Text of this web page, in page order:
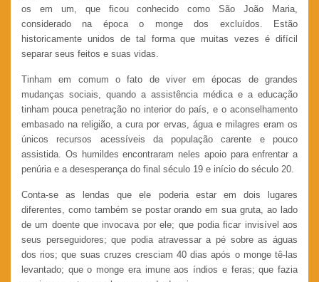
os em um, que ficou conhecido como São João Maria,
considerado na época o monge dos excluídos. Estão
historicamente unidos de tal forma que muitas vezes é difícil
separar seus feitos e suas vidas.
Tinham em comum o fato de viver em épocas de grandes
mudanças sociais, quando a assistência médica e a educação
tinham pouca penetração no interior do país, e o aconselhamento
embasado na religião, a cura por ervas, água e milagres eram os
únicos recursos acessíveis da população carente e pouco
assistida. Os humildes encontraram neles apoio para enfrentar a
penúria e a desesperança do final século 19 e início do século 20.
Conta-se as lendas que ele poderia estar em dois lugares
diferentes, como também se postar orando em sua gruta, ao lado
de um doente que invocava por ele; que podia ficar invisível aos
seus perseguidores; que podia atravessar a pé sobre as águas
dos rios; que suas cruzes cresciam 40 dias após o monge tê-las
levantado; que o monge era imune aos índios e feras; que fazia